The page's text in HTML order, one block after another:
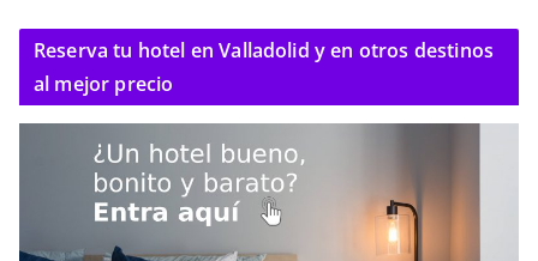
Reserva tu hotel en Valladolid y en otros destinos
al mejor precio